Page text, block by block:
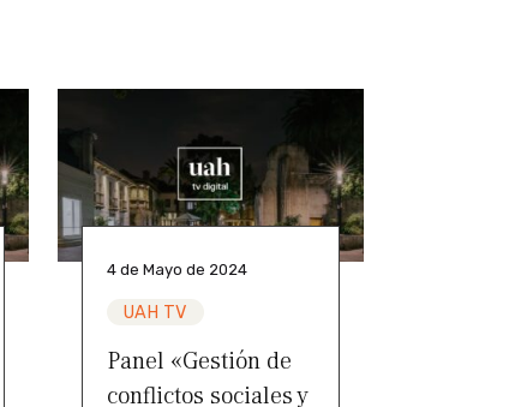
4 de Mayo de 2024
UAH TV
Panel «Gestión de
conflictos sociales y